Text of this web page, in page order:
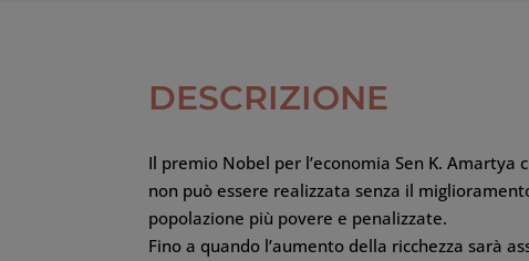
DESCRIZIONE
Il premio Nobel per l’economia Sen K.
non può essere realizzata senza il
popolazione più povere e penalizzate.
Fino a quando l’aumento della ricchezza sarà